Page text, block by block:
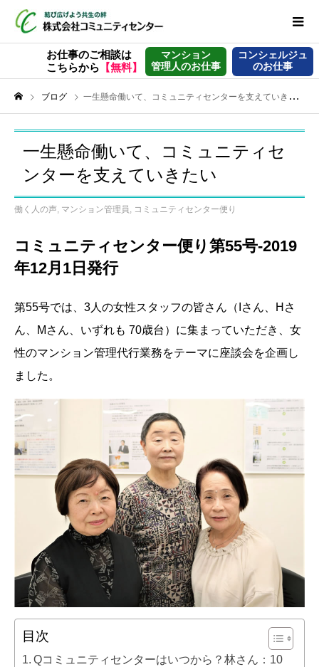
お仕事のご相談は
こちらから 【無料】
マンション
管理人のお仕事
コンシェルジュ
のお仕事
ブログ 一生懸命働いて、コミュニティセンターを支えていきたい
一生懸命働いて、コミュニティセ
ンターを支えていきたい
働く人の声 マンション管理員 コミュニティセンター便り
コミュニティセンター便り第55号-2019
年12月1日発行
第55号では、3人の女性スタッフの皆さん（Iさん、Hさ
ん、Mさん、いずれも 70歳台）に集まっていただき、女
性のマンション管理代行業務をテーマに座談会を企画し
ました。
目次
Qコミュニティセンターはいつから？林さん：10